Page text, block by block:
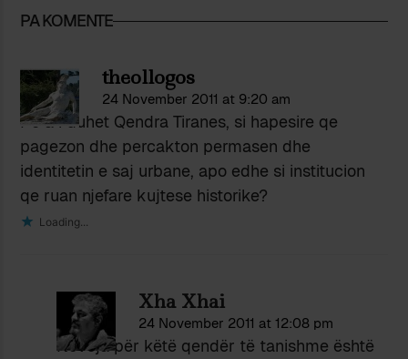
PA KOMENTE
theollogos
24 November 2011 at 9:20 am
Po a i duhet Qendra Tiranes, si hapesire qe
pagezon dhe percakton permasen dhe
identitetin e saj urbane, apo edhe si institucion
qe ruan njefare kujtese historike?
Loading...
Xha Xhai
24 November 2011 at 12:08 pm
Nevoja për këtë qendër të tanishme është